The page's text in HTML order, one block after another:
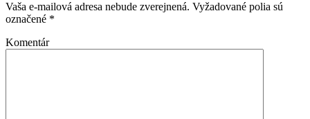
Vaša e-mailová adresa nebude zverejnená. Vyžadované polia sú
označené *
Komentár